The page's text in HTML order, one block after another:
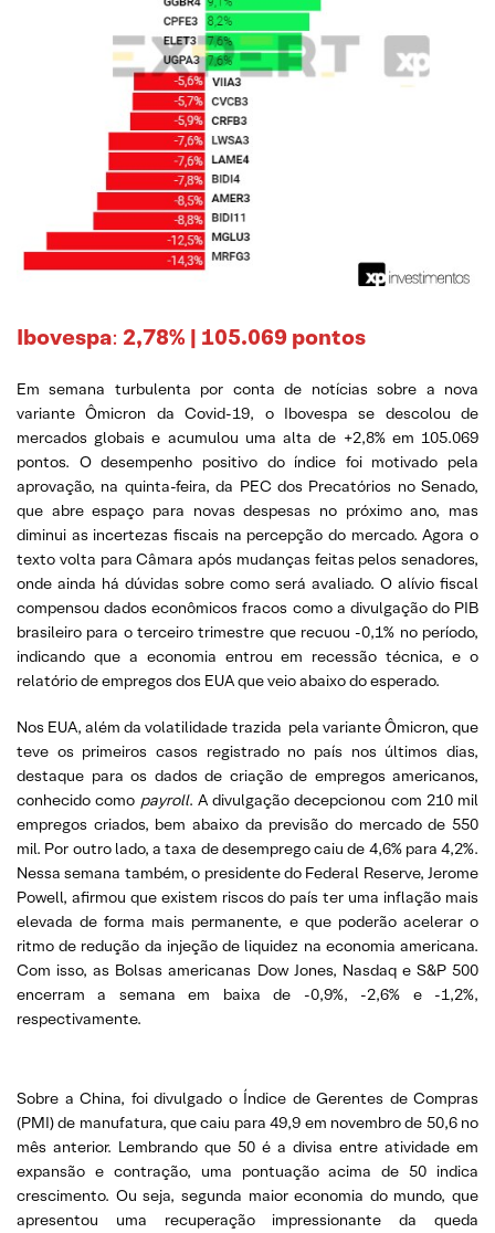
Ibovespa: 2,78% | 105.069 pontos
Em semana turbulenta por conta de notícias sobre a nova
variante Ômicron da Covid-19, o Ibovespa se descolou de
mercados globais e acumulou uma alta de +2,8% em 105.069
pontos. O desempenho positivo do índice foi motivado pela
aprovação, na quinta-feira, da PEC dos Precatórios no Senado,
que abre espaço para novas despesas no próximo ano, mas
diminui as incertezas fiscais na percepção do mercado. Agora o
texto volta para Câmara após mudanças feitas pelos senadores,
onde ainda há dúvidas sobre como será avaliado. O alívio fiscal
compensou dados econômicos fracos como a divulgação do PIB
brasileiro para o terceiro trimestre que recuou -0,1% no período,
indicando que a economia entrou em recessão técnica, e o
relatório de empregos dos EUA que veio abaixo do esperado.
Nos EUA, além da volatilidade trazida pela variante Ômicron, que
teve os primeiros casos registrado no país nos últimos dias,
destaque para os dados de criação de empregos americanos,
conhecido como payroll. A divulgação decepcionou com 210 mil
empregos criados, bem abaixo da previsão do mercado de 550
mil. Por outro lado, a taxa de desemprego caiu de 4,6% para 4,2%.
Nessa semana também, o presidente do Federal Reserve, Jerome
Powell, afirmou que existem riscos do país ter uma inflação mais
elevada de forma mais permanente, e que poderão acelerar o
ritmo de redução da injeção de liquidez na economia americana.
Com isso, as Bolsas americanas Dow Jones, Nasdaq e S&P 500
encerram a semana em baixa de -0,9%, -2,6% e -1,2%,
respectivamente.
Sobre a China, foi divulgado o Índice de Gerentes de Compras
(PMI) de manufatura, que caiu para 49,9 em novembro de 50,6 no
mês anterior. Lembrando que 50 é a divisa entre atividade em
expansão e contração, uma pontuação acima de 50 indica
crescimento. Ou seja, segunda maior economia do mundo, que
apresentou uma recuperação impressionante da queda